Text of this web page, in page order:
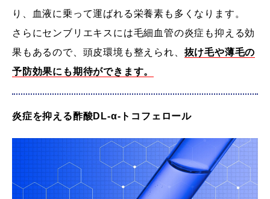
り、血液に乗って運ばれる栄養素も多くなります。
さらにセンブリエキスには毛細血管の炎症も抑える効
果もあるので、頭皮環境も整えられ、 抜け毛や薄毛の
予防効果にも期待ができます。
炎症を抑える酢酸DL-α-トコフェロール